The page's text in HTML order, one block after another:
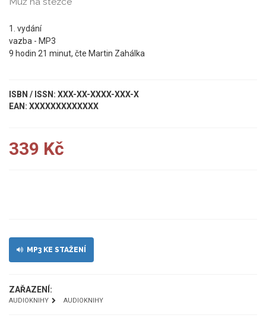
1. vydání
vazba - MP3
9 hodin 21 minut, čte Martin Zahálka
ISBN / ISSN: XXX-XX-XXXX-XXX-X
EAN: XXXXXXXXXXXXX
339 Kč
MP3 KE STAŽENÍ
ZAŘAZENÍ:
AUDIOKNIHY AUDIOKNIHY